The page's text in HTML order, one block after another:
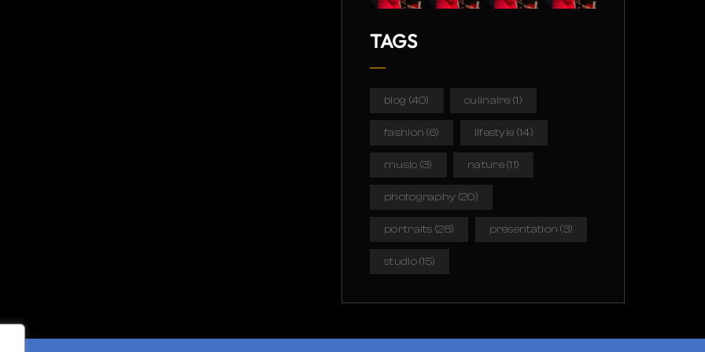
TAGS
blog (40) culinaire (1)
fashion (6) lifestyle (14)
music (3) nature(11)
photography (20)
portraits (28) présentation (3)
studio(15)